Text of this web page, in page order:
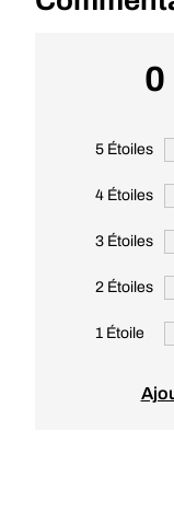
0
5 Étoiles
4 Étoiles
3 Étoiles
2 Étoiles
1 Étoile